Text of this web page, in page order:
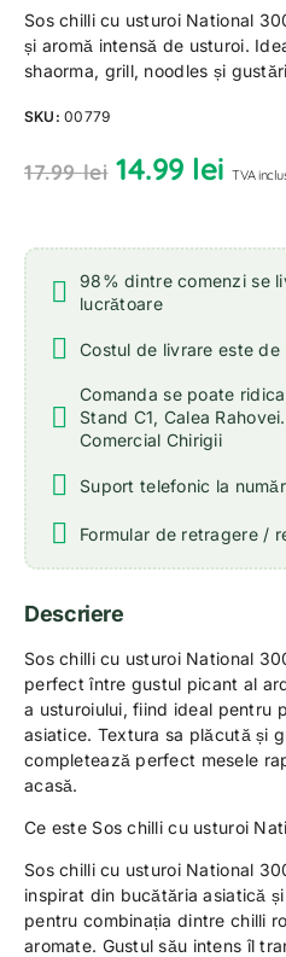
Sos chilli cu usturoi National
și aromă intensă de usturoi.
shaorma, grill, noodles și
SKU:00779
17.99lei 14.99 lei TVA
98% dintre comenzi se
lucrătoare
Costul de livrare este de
Comanda se poate
Stand C1, Calea
Comercial Chirigii
Suport telefonic la
Formular de retragere /
Descriere
Sos chilli cu usturoi National
perfect între gustul picant al
a usturoiului, fiind ideal pentru
asiatice. Textura sa plăcută și
completează perfect mesele
acasă.
Ce este Sos chilli cu usturoi
Sos chilli cu usturoi National
inspirat din bucătăria asiatică
pentru combinația dintre chilli
aromate. Gustul său intens îl